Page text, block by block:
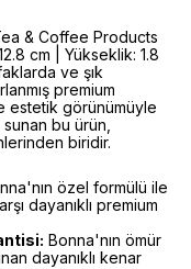
& Coffee Products
cm | Yükseklik: 1.8
ve şık
premium
estetik görünümüyle
bu ürün,
biridir.
özel formülü ile
dayanıklı premium
Bonna'nın ömür
dayanıklı kenar